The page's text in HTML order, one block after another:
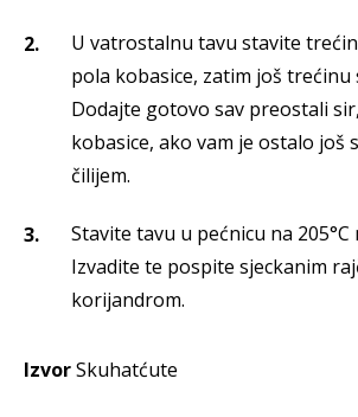
U vatrostalnu tavu stavite
pola kobasice, zatim još trećinu
Dodajte gotovo sav preostali
kobasice, ako vam je ostalo još
čilijem.
Stavite tavu u pećnicu na
Izvadite te pospite sjeckanim
korijandrom.
IzvorSkuhatćute